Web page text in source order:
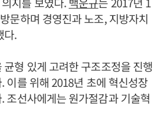
문하며 경영진과 노조, 지방자치
다.
균형 있게 고려한 구조조정을 진행
이를 위해 2018년 초에 혁신성장
조선사에게는 원가절감과 기술혁